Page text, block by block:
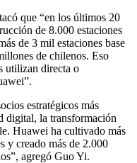
que “en los últimos 20
de 8.000 estaciones
de 3 mil estaciones base
de chilenos. Eso
utilizan directa o
estratégicos más
digital, la transformación
Huawei ha cultivado más
y creado más de 2.000
agregó Guo Yi.